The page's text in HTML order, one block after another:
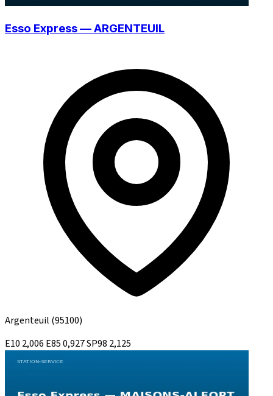
Esso Express — ARGENTEUIL
Argenteuil (95100)
E10 2,006 E850,927SP98 2,125